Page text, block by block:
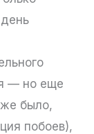
— но еще
было,
побоев),